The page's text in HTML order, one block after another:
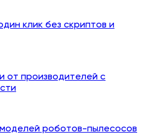
клик без скриптов и
от производителей с
роботов-пылесосов